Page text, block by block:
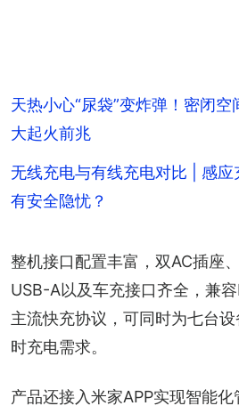
天热小心“尿袋”变炸弹！密闭
大起火前兆
无线充电与有线充电对比 | 感
有安全隐忧？
整机接口配置丰富，双AC插座
USB-A以及车充接口齐全，兼
主流快充协议，可同时为七台
时充电需求。
产品还接入米家APP实现智能